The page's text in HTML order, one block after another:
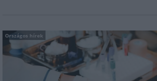
Országos hírek